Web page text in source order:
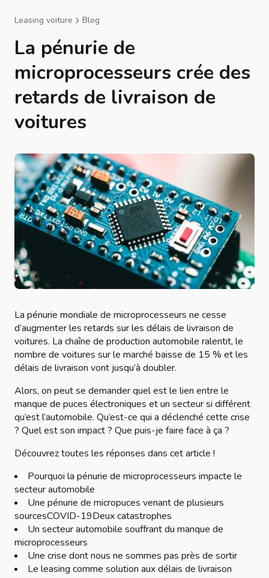
Leasing voiture Blog
La pénurie de
microprocesseurs crée des
retards de livraison de
voitures
La pénurie mondiale de microprocesseurs ne cesse
d’augmenter les retards sur les délais de livraison de
voitures. La chaîne de production automobile ralentit, le
nombre de voitures sur le marché baisse de 15 % et les
délais de livraison vont jusqu’à doubler.
Alors, on peut se demander quel est le lien entre le
manque de puces électroniques et un secteur si différent
qu’est l’automobile. Qu’est-ce qui a déclenché cette crise
? Quel est son impact ? Que puis-je faire face à ça ?
Découvrez toutes les réponses dans cet article !
Pourquoi la pénurie de microprocesseurs impacte le
secteur automobile
Une pénurie de micropuces venant de plusieurs
sourcesCOVID-19Deux catastrophes
Un secteur automobile souffrant du manque de
microprocesseurs
Une crise dont nous ne sommes pas près de sortir
Le leasing comme solution aux délais de livraison